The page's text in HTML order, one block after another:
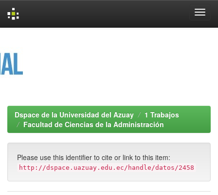
Dspace de la Universidad del Azuay
1 Trabajos
Facultad de Ciencias de la Administración
Please use this identifier to cite or link to this item:
http://dspace.uazuay.edu.ec/handle/datos/2458